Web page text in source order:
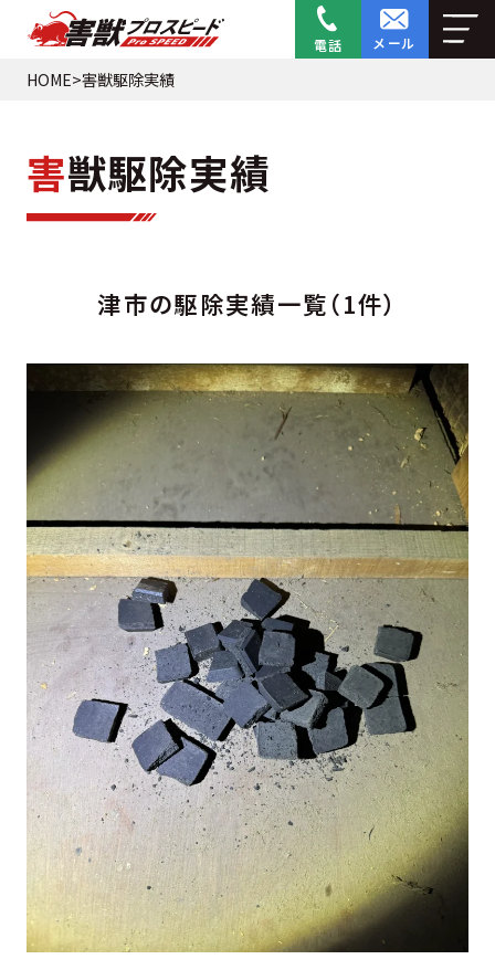
電話 メール
HOME>害獣駆除実績
害獣駆除実績
津市の駆除実績一覧（1件）